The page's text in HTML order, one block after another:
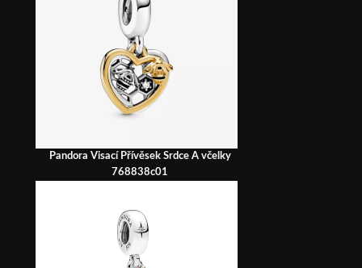
Pandora Visací Přívěsek Srdce A včelky
768838c01